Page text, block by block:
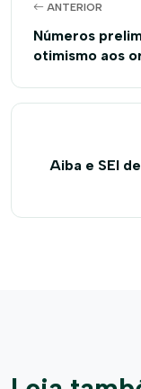
ANTERIOR
Números
otimismo aos
Aiba e SEI